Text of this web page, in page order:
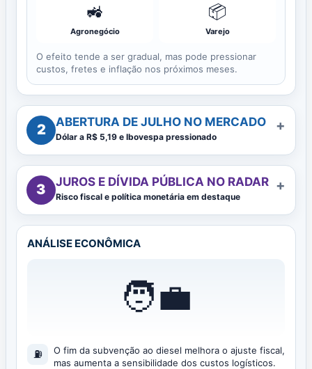
🚜
Agronegócio
📦
Varejo
O efeito tende a ser gradual, mas pode pressionar
custos, fretes e inflação nos próximos meses.
2 ABERTURA DE JULHO NO MERCADO
Dólar a R$ 5,19 e Ibovespa pressionado
+
3 JUROS E DÍVIDA PÚBLICA NO RADAR
Risco fiscal e política monetária em destaque
+
ANÁLISE ECONÔMICA
🧑‍💼
⛽
O fim da subvenção ao diesel melhora o ajuste fiscal,
mas aumenta a sensibilidade dos custos logísticos.